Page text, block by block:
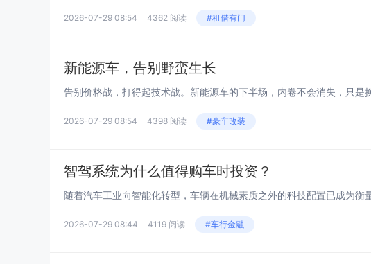
2026-07-29 08:54 4362 阅读 #租借有门
新能源车，告别野蛮生长
2026-07-29 08:54 4398 阅读 #豪车改装
智驾系统为什么值得购车时投资？
2026-07-29 08:44 4119 阅读 #车行金融